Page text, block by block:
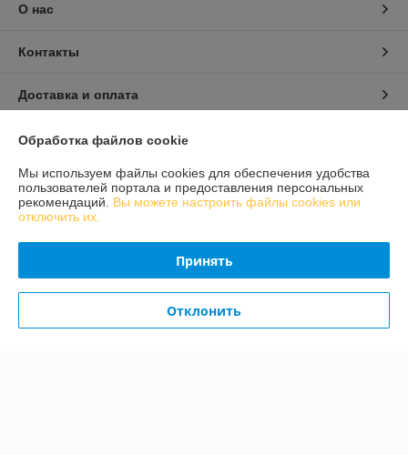
О нас
Контакты
Доставка и оплата
График работы
Полная версия сайта
Политика обработки cookies
Сайт создан на платформе Deal.by
Обработка файлов cookie
Мы используем файлы cookies для обеспечения удобства
пользователей портала и предоставления персональных
рекомендаций. Вы можете настроить файлы cookies или
отключить их.
Принять
Отклонить